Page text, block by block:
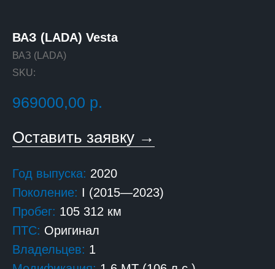
ВАЗ (LADA) Vesta
ВАЗ (LADA)
SKU:
969000,00 р.
Оставить заявку →
Год выпуска: 2020
Поколение: I (2015—2023)
Пробег: 105 312 км
ПТС: Оригинал
Владельцев: 1